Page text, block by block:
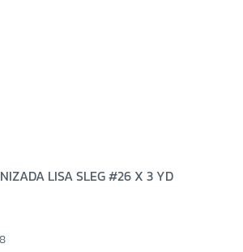
LISA SLEG #26 X 3 YD